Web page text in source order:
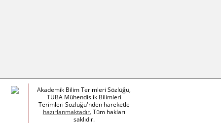
Akademik Bilim Terimleri Sözlüğü,
TÜBA Mühendislik Bilimleri
Terimleri Sözlüğü'nden hareketle
hazırlanmaktadır.Tüm hakları
saklıdır.